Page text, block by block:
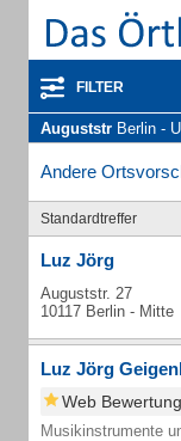
FILTER
Auguststr Berlin -
Andere
Standardtreffer
Luz Jörg
Auguststr. 27
10117 Berlin - Mitte
Luz Jörg
Web
Musikinstrumente